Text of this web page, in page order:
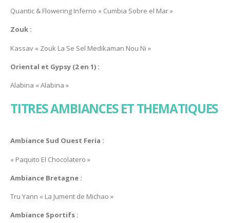
Quantic & Flowering Inferno « Cumbia Sobre el Mar »
Zouk :
Kassav « Zouk La Se Sel Medikaman Nou Ni »
Oriental et Gypsy (2 en 1) :
Alabina « Alabina »
TITRES AMBIANCES ET THEMATIQUES
Ambiance Sud Ouest Feria :
« Paquito El Chocolatero »
Ambiance Bretagne :
Tru Yann « La Jument de Michao »
Ambiance Sportifs :